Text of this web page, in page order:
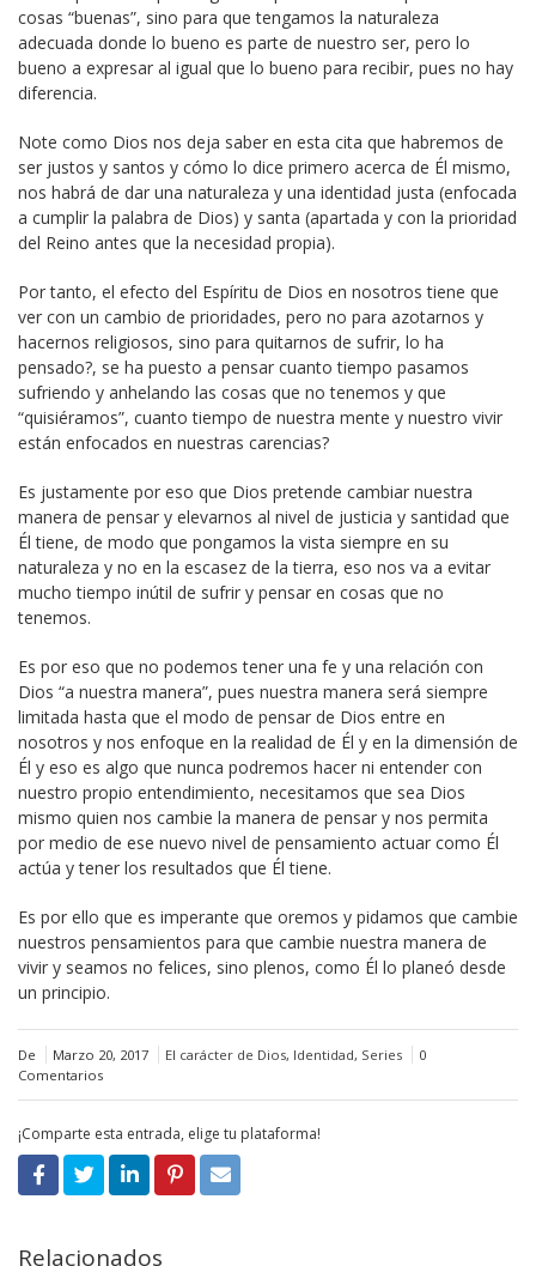
cosas “buenas”, sino para que tengamos la naturaleza
adecuada donde lo bueno es parte de nuestro ser, pero lo
bueno a expresar al igual que lo bueno para recibir, pues no hay
diferencia.
Note como Dios nos deja saber en esta cita que habremos de
ser justos y santos y cómo lo dice primero acerca de Él mismo,
nos habrá de dar una naturaleza y una identidad justa (enfocada
a cumplir la palabra de Dios) y santa (apartada y con la prioridad
del Reino antes que la necesidad propia).
Por tanto, el efecto del Espíritu de Dios en nosotros tiene que
ver con un cambio de prioridades, pero no para azotarnos y
hacernos religiosos, sino para quitarnos de sufrir, lo ha
pensado?, se ha puesto a pensar cuanto tiempo pasamos
sufriendo y anhelando las cosas que no tenemos y que
“quisiéramos”, cuanto tiempo de nuestra mente y nuestro vivir
están enfocados en nuestras carencias?
Es justamente por eso que Dios pretende cambiar nuestra
manera de pensar y elevarnos al nivel de justicia y santidad que
Él tiene, de modo que pongamos la vista siempre en su
naturaleza y no en la escasez de la tierra, eso nos va a evitar
mucho tiempo inútil de sufrir y pensar en cosas que no
tenemos.
Es por eso que no podemos tener una fe y una relación con
Dios “a nuestra manera”, pues nuestra manera será siempre
limitada hasta que el modo de pensar de Dios entre en
nosotros y nos enfoque en la realidad de Él y en la dimensión de
Él y eso es algo que nunca podremos hacer ni entender con
nuestro propio entendimiento, necesitamos que sea Dios
mismo quien nos cambie la manera de pensar y nos permita
por medio de ese nuevo nivel de pensamiento actuar como Él
actúa y tener los resultados que Él tiene.
Es por ello que es imperante que oremos y pidamos que cambie
nuestros pensamientos para que cambie nuestra manera de
vivir y seamos no felices, sino plenos, como Él lo planeó desde
un principio.
De Marzo 20, 2017 El carácter de Dios, Identidad, Series
0
Comentarios
¡Comparte esta entrada, elige tu plataforma!
Relacionados